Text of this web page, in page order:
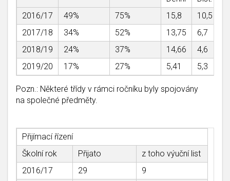
2016/17
49% 75% 15,8
10,5
2017/18
34% 52% 13,75
6,7
2018/19
24% 37% 14,66
4,6
2019/20
17% 27% 5,41 5,3
Pozn.: Některé třídy v rámci ročníku byly spojovány
na společné předměty.
Přijímací řízení
Školní rok
Přijato
z toho výuční list
2016/17
29
9